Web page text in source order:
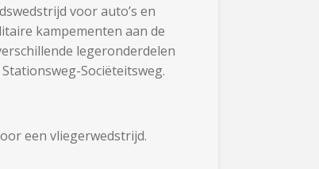
voor auto’s en
kampementen aan de
legeronderdelen
Sociëteitsweg.
een vliegerwedstrijd.